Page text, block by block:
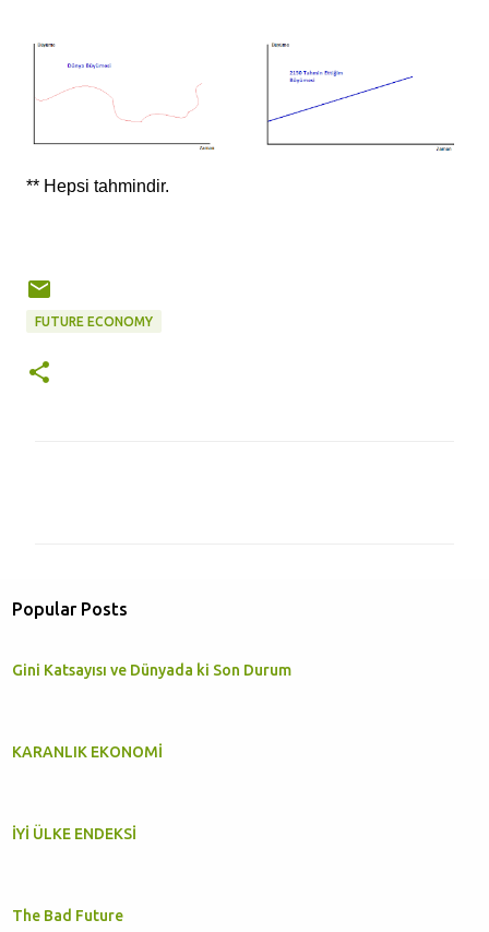
** Hepsi tahmindir.
FUTURE ECONOMY
t
Popular Posts
Gini Katsayısı ve Dünyada ki Son Durum
KARANLIK EKONOMİ
İYİ ÜLKE ENDEKSİ
The Bad Future